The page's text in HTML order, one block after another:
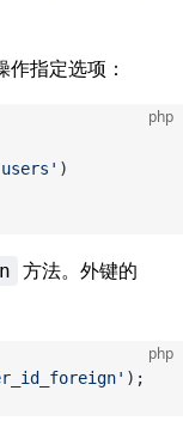
作指定选项：
php
)
方法。外键的
php
);